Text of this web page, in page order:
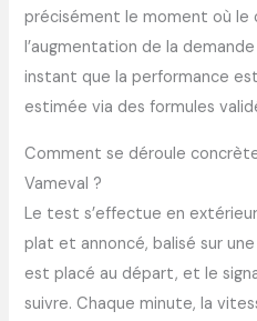
précisément le moment où le
l’augmentation de la
instant que la performance
estimée via des formules
Comment se déroule
Vameval ?
Le test s’effectue en
plat et annoncé, balisé sur
est placé au départ, et le
suivre. Chaque minute, la